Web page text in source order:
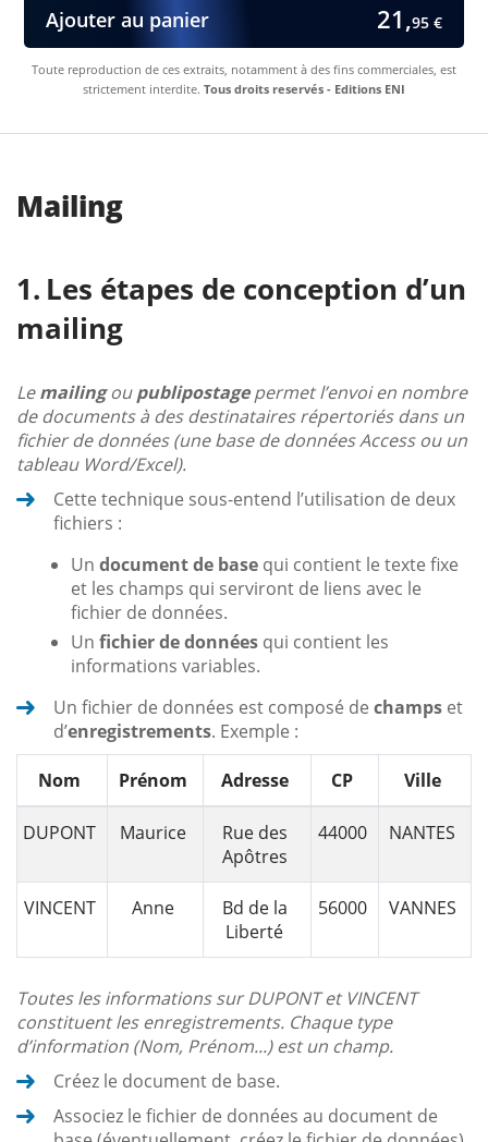
Ajouter au panier 21,95 €
Toute reproduction de ces extraits, notamment à des fins commerciales, est
strictement interdite. Tous droits reservés - Editions ENI
Mailing
Les étapes de conception d’un
mailing
Lemailingoupublipostagepermet l’envoi en nombre
de documents à des destinataires répertoriés dans un
fichier de données (une base de données Access ou un
tableau Word/Excel).
Cette technique sous-entend l’utilisation de deux
fichiers :
Un document de base qui contient le texte fixe
et les champs qui serviront de liens avec le
fichier de données.
Un fichier de données qui contient les
informations variables.
Un fichier de données est composé de champs et
d’enregistrements. Exemple :
Nom Prénom Adresse CP Ville
DUPONT Maurice
Rue des
Apôtres
44000 NANTES
VINCENT Anne
Bd de la
Liberté
56000 VANNES
Toutes les informations sur DUPONT et VINCENT
constituent les enregistrements. Chaque type
d’information (Nom, Prénom...) est un champ.
Créez le document de base.
Associez le fichier de données au document de